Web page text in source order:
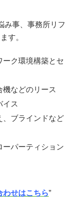
み事、事務所リフ
す。
ーク環境構築とセ
機などのリース
イス
、ブラインドなど
ーパーティション
わせはこちら”